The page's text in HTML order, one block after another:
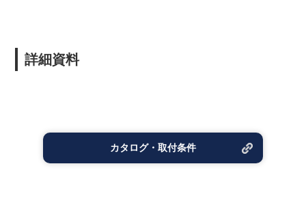
詳細資料
カタログ・取付条件